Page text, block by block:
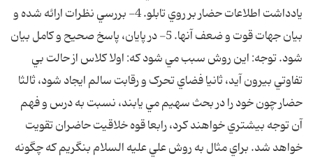
يادداشت اطلاعات حضار بر روي تابلو. 4- بررسي نظرات ارائه شده و
بيان جهات قوت و ضعف آنها. 5- در پايان، پاسخ صحيح و کامل بيان
شود. توجه: اين روش سبب مي شود که: اولا کلاس از حالت بي
تفاوتي بيرون آيد، ثانيا فضاي تحرک و رقابت سالم ايجاد شود، ثالثا
حضار چون خود را در بحث سهيم مي يابند، نسبت به درس و فهم
آن توجه بيشتري خواهند کرد، رابعا قوه خلاقيت حاضران تقويت
خواهد شد. براي مثال به روش علي عليه السلام بنگريم که چگونه